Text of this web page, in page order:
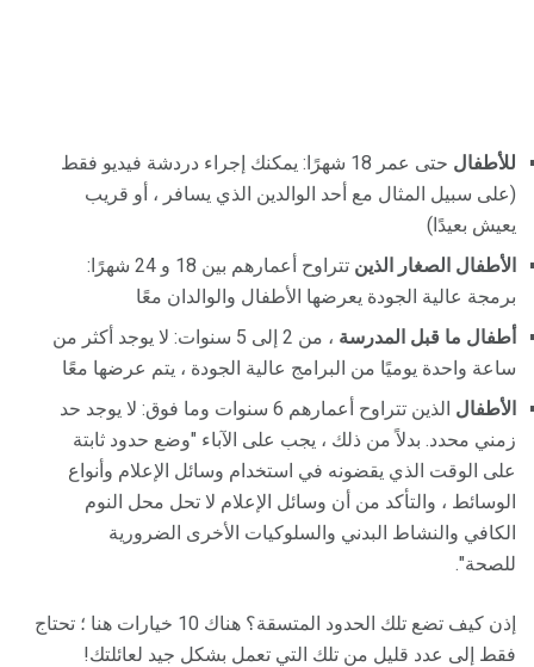
للأطفال
حتى عمر 18 شهرًا: يمكنك إجراء دردشة فيديو فقط
(على سبيل المثال مع أحد الوالدين الذي يسافر ، أو قريب
يعيش بعيدًا)
الأطفال الصغار الذين
تتراوح أعمارهم بين 18 و 24 شهرًا:
برمجة عالية الجودة يعرضها الأطفال والوالدان معًا
أطفال ما قبل المدرسة
، من 2 إلى 5 سنوات: لا يوجد أكثر من
ساعة واحدة يوميًا من البرامج عالية الجودة ، يتم عرضها معًا
الأطفال
الذين تتراوح أعمارهم 6 سنوات وما فوق: لا يوجد حد
زمني محدد. بدلاً من ذلك ، يجب على الآباء "وضع حدود ثابتة
على الوقت الذي يقضونه في استخدام وسائل الإعلام وأنواع
الوسائط ، والتأكد من أن وسائل الإعلام لا تحل محل النوم
الكافي والنشاط البدني والسلوكيات الأخرى الضرورية
للصحة".
إذن كيف تضع تلك الحدود المتسقة؟ هناك 10 خيارات هنا ؛ تحتاج
فقط إلى عدد قليل من تلك التي تعمل بشكل جيد لعائلتك!